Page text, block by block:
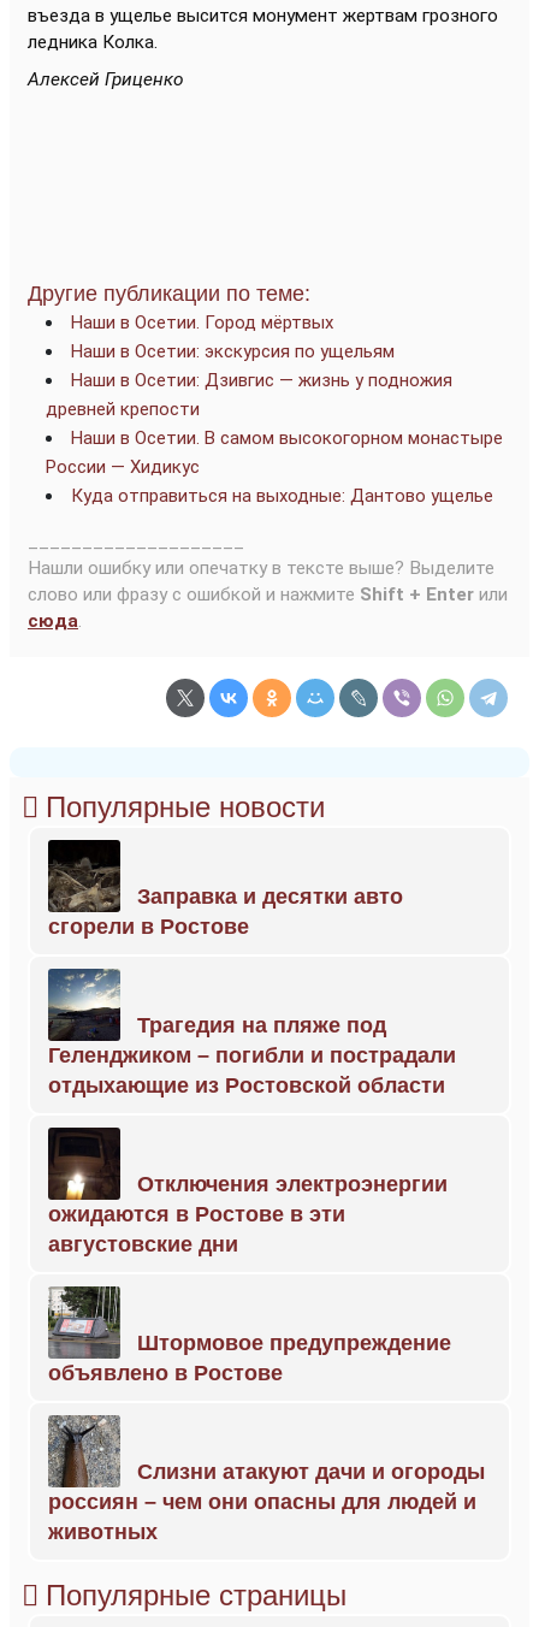
въезда в ущелье высится монумент жертвам грозного
ледника Колка.
Алексей Гриценко
Другие публикации по теме:
Наши в Осетии. Город мёртвых
Наши в Осетии: экскурсия по ущельям
Наши в Осетии: Дзивгис — жизнь у подножия
древней крепости
Наши в Осетии. В самом высокогорном монастыре
России — Хидикус
Куда отправиться на выходные: Дантово ущелье
Нашли ошибку или опечатку в тексте выше? Выделите
слово или фразу с ошибкой и нажмите Shift + Enter или
сюда.
Популярные новости
Заправка и десятки авто
сгорели в Ростове
Трагедия на пляже под
Геленджиком – погибли и пострадали
отдыхающие из Ростовской области
Отключения электроэнергии
ожидаются в Ростове в эти
августовские дни
Штормовое предупреждение
объявлено в Ростове
Слизни атакуют дачи и огороды
россиян – чем они опасны для людей и
животных
Популярные страницы